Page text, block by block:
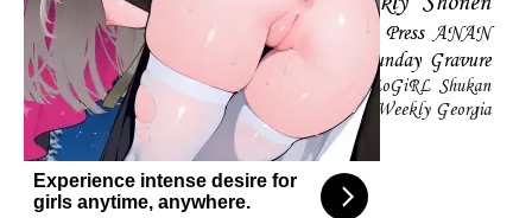
Experience intense desire for
girls anytime, anywhere.
Sunday
Photobooks BRODY Hustle Press ANAN
Magazine SMART Magazine Young Sunday Gravure
The Television
CD&DL My Girl Daily LoGiRL Shukan
Taishu Girls! Magazine Soccer Game King Weekly Georgia
Sunday Magazine Mery Magazine